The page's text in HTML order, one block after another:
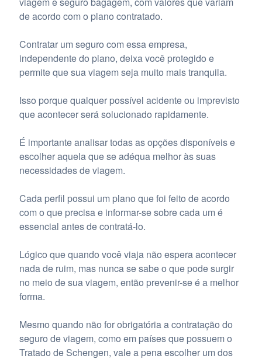
de acordo com o plano contratado.
Contratar um seguro com essa empresa,
independente do plano, deixa você protegido e
permite que sua viagem seja muito mais tranquila.
Isso porque qualquer possível acidente ou imprevisto
que acontecer será solucionado rapidamente.
É importante analisar todas as opções disponíveis e
escolher aquela que se adéqua melhor às suas
necessidades de viagem.
Cada perfil possui um plano que foi feito de acordo
com o que precisa e informar-se sobre cada um é
essencial antes de contratá-lo.
Lógico que quando você viaja não espera acontecer
nada de ruim, mas nunca se sabe o que pode surgir
no meio de sua viagem, então prevenir-se é a melhor
forma.
Mesmo quando não for obrigatória a contratação do
seguro de viagem, como em países que possuem o
Tratado de Schengen, vale a pena escolher um dos